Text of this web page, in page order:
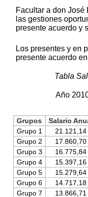
Facultar a don
las gestiones
presente acuerdo y
Los presentes y en
presente acuerdo
Tabla
Año
Grupos Salario
Grupo 1
21.121,14
Grupo 2
17.860,70
Grupo 3
16.775,84
Grupo 4
15.397,16
Grupo 5
15.279,64
Grupo 6
14.717,18
Grupo 7
13.866,71